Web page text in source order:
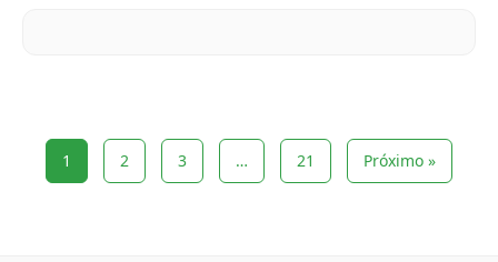
1 2 3 … 21 Próximo »